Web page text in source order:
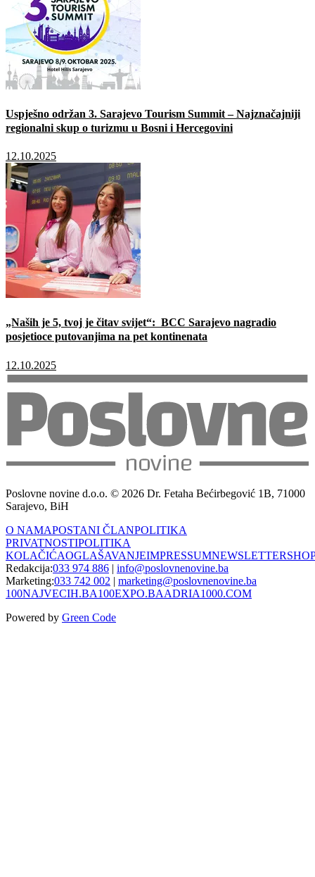
Uspješno održan 3. Sarajevo Tourism Summit – Najznačajniji
regionalni skup o turizmu u Bosni i Hercegovini
12.10.2025
„Naših je 5, tvoj je čitav svijet“: BCC Sarajevo nagradio
posjetioce putovanjima na pet kontinenata
12.10.2025
Poslovne novine d.o.o. © 2026 Dr. Fetaha Bećirbegović 1B, 71000
Sarajevo, BiH
O NAMAPOSTANI ČLANPOLITIKA
PRIVATNOSTIPOLITIKA
KOLAČIĆAOGLAŠAVANJEIMPRESSUMNEWSLETTER
Redakcija:033 974 886 | info@poslovnenovine.ba
Marketing:033 742 002 | marketing@poslovnenovine.ba
100NAJVECIH.BA100EXPO.BAADRIA1000.COM
Powered by Green Code